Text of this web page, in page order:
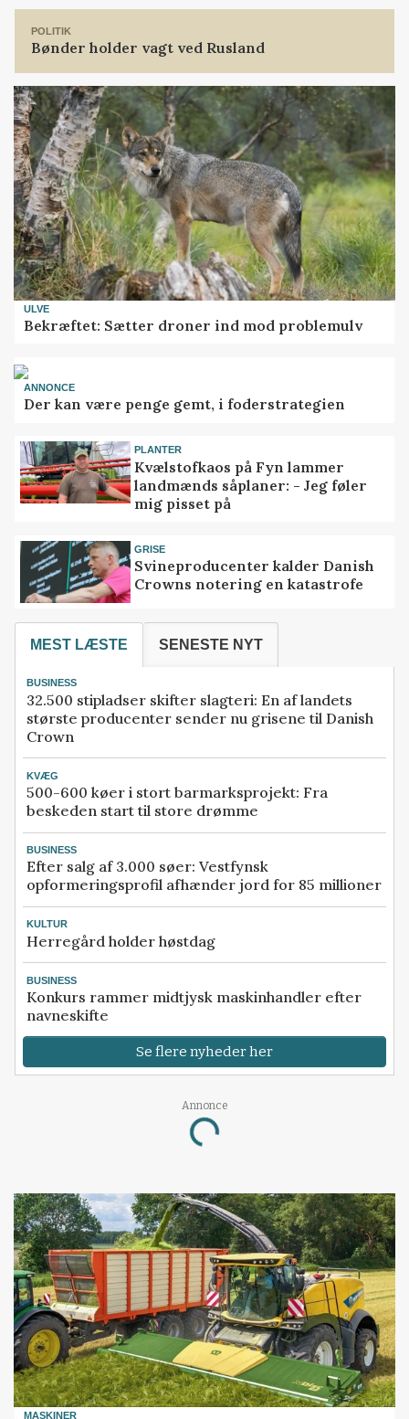
POLITIK
Bønder holder vagt ved Rusland
ULVE
Bekræftet: Sætter droner ind mod problemulv
ANNONCE
Der kan være penge gemt, i foderstrategien
PLANTER
Kvælstofkaos på Fyn lammer
landmænds såplaner: - Jeg føler
mig pisset på
GRISE
Svineproducenter kalder Danish
Crowns notering en katastrofe
MEST LÆSTE SENESTE NYT
BUSINESS
32.500 stipladser skifter slagteri: En af landets
største producenter sender nu grisene til Danish
Crown
KVÆG
500-600 køer i stort barmarksprojekt: Fra
beskeden start til store drømme
BUSINESS
Efter salg af 3.000 søer: Vestfynsk
opformeringsprofil afhænder jord for 85 millioner
KULTUR
Herregård holder høstdag
BUSINESS
Konkurs rammer midtjysk maskinhandler efter
navneskifte
Se flere nyheder her
Annonce
Loading...
MASKINER